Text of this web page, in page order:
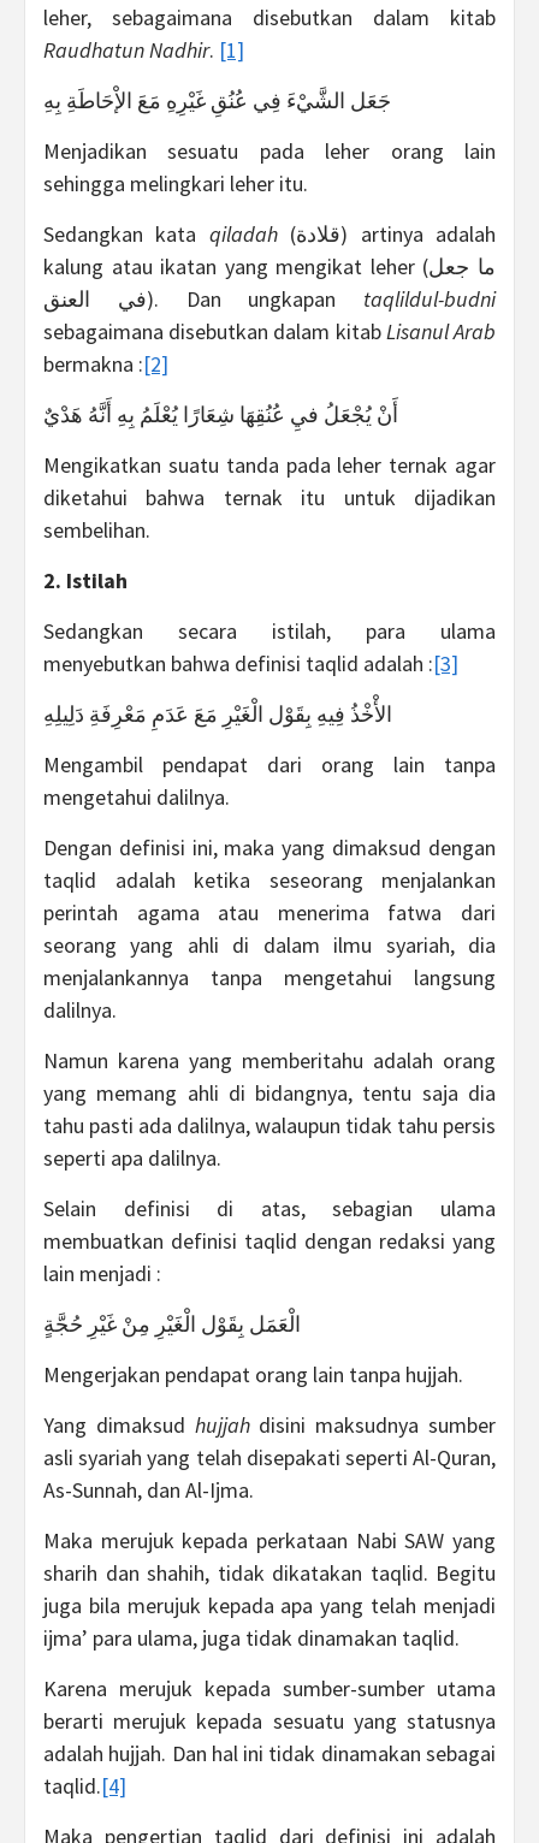
leher, sebagaimana disebutkan dalam kitab
Raudhatun Nadhir. [1]
جَعَل الشَّيْءَ فِي عُنُقِ غَيْرِهِ مَعَ الإْحَاطَةِ بِهِ
Menjadikan sesuatu pada leher orang lain
sehingga melingkari leher itu.
Sedangkan kata qiladah(قلادة) artinya adalah
kalung atau ikatan yang mengikat leher (ما جعل
في العنق). Dan ungkapan taqlildul-budni
sebagaimana disebutkan dalam kitabLisanul Arab
bermakna :[2]
أَنْ يُجْعَلُ فيِ عُنُقِهَا شِعَارًا يُعْلَمُ بِهِ أَنَّهُ هَدْيٌ
Mengikatkan suatu tanda pada leher ternak agar
diketahui bahwa ternak itu untuk dijadikan
sembelihan.
2. Istilah
Sedangkan secara istilah, para ulama
menyebutkan bahwa definisi taqlid adalah :[3]
الأْخْذُ فِيهِ بِقَوْل الْغَيْرِ مَعَ عَدَمِ مَعْرِفَةِ دَلِيلِهِ
Mengambil pendapat dari orang lain tanpa
mengetahui dalilnya.
Dengan definisi ini, maka yang dimaksud dengan
taqlid adalah ketika seseorang menjalankan
perintah agama atau menerima fatwa dari
seorang yang ahli di dalam ilmu syariah, dia
menjalankannya tanpa mengetahui langsung
dalilnya.
Namun karena yang memberitahu adalah orang
yang memang ahli di bidangnya, tentu saja dia
tahu pasti ada dalilnya, walaupun tidak tahu persis
seperti apa dalilnya.
Selain definisi di atas, sebagian ulama
membuatkan definisi taqlid dengan redaksi yang
lain menjadi :
الْعَمَل بِقَوْل الْغَيْرِ مِنْ غَيْرِ حُجَّةٍ
Mengerjakan pendapat orang lain tanpa hujjah.
Yang dimaksud hujjahdisini maksudnya sumber
asli syariah yang telah disepakati seperti Al-Quran,
As-Sunnah, dan Al-Ijma.
Maka merujuk kepada perkataan Nabi SAW yang
sharih dan shahih, tidak dikatakan taqlid. Begitu
juga bila merujuk kepada apa yang telah menjadi
ijma’ para ulama, juga tidak dinamakan taqlid.
Karena merujuk kepada sumber-sumber utama
berarti merujuk kepada sesuatu yang statusnya
adalah hujjah. Dan hal ini tidak dinamakan sebagai
taqlid.[4]
Maka pengertian taqlid dari definisi ini adalah